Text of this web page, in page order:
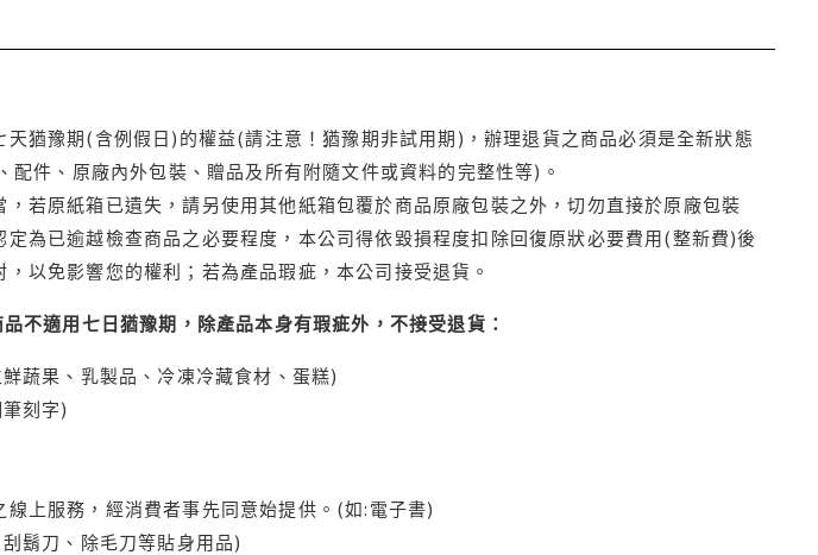
猶豫期(含例假日)的權益(請注意！猶豫期非試用期)，辦理退貨之商品必須是全新狀態
件、原廠內外包裝、贈品及所有附隨文件或資料的完整性等)。
若原紙箱已遺失，請另使用其他紙箱包覆於商品原廠包裝之外，切勿直接於原廠包裝
為已逾越檢查商品之必要程度，本公司得依毀損程度扣除回復原狀必要費用(整新費)後
以免影響您的權利；若為產品瑕疵，本公司接受退貨。
不適用七日猶豫期，除產品本身有瑕疵外，不接受退貨：
蔬果、乳製品、冷凍冷藏食材、蛋糕)
刻字)
上服務，經消費者事先同意始提供。(如:電子書)
鬍刀、除毛刀等貼身用品)